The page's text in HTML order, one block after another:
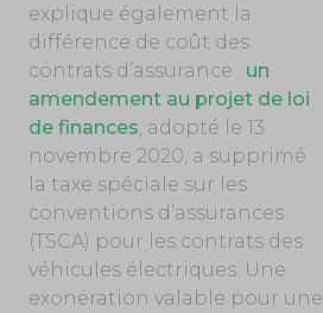
explique également la
différence de coût des
contrats d’assurance : un
amendement au projet de loi
de finances , adopté le 13
novembre 2020, a supprimé
la taxe spéciale sur les
conventions d’assurances
(TSCA) pour les contrats des
véhicules électriques. Une
exonération valable pour une